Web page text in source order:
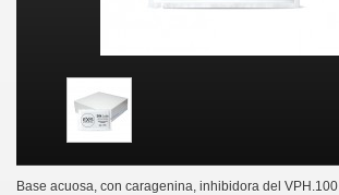
Base acuosa, con caragenina, inhibidora del